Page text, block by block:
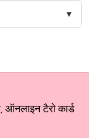
टैरो कार्ड